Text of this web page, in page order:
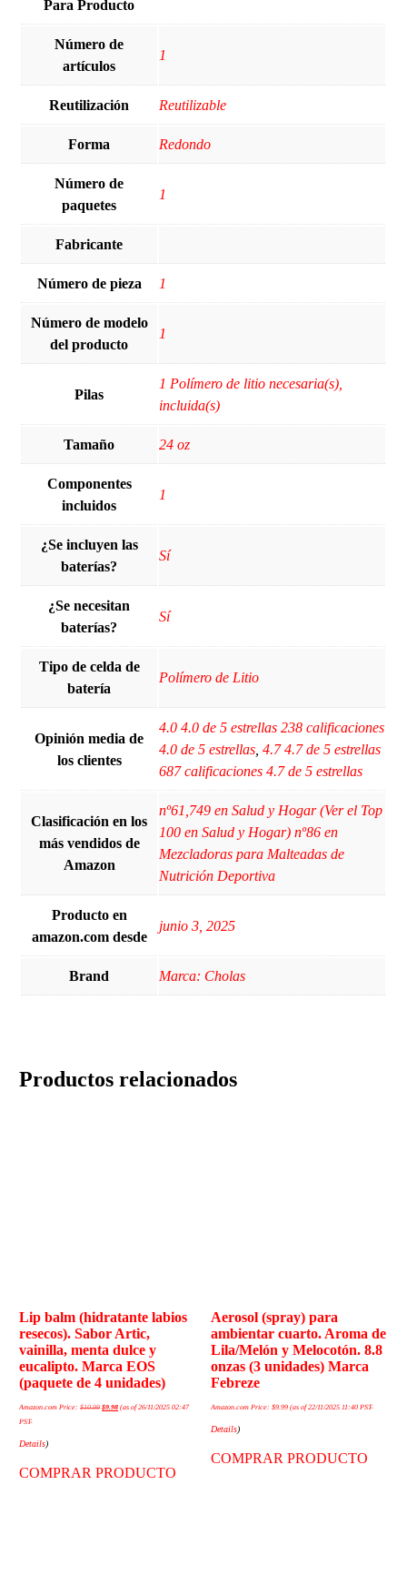
Para Producto
Número de
artículos
‎1
Reutilización ‎Reutilizable
Forma ‎Redondo
Número de
paquetes
‎1
Fabricante
Número de pieza ‎1
Número de modelo
del producto
‎1
Pilas
‎1 Polímero de litio necesaria(s),
incluida(s)
Tamaño ‎24 oz
Componentes
incluidos
‎1
¿Se incluyen las
baterías?
Sí
¿Se necesitan
baterías?
Sí
Tipo de celda de
batería
‎Polímero de Litio
Opinión media de
los clientes
4.0 4.0 de 5 estrellas 238 calificaciones
4.0 de 5 estrellas ,4.7 4.7 de 5 estrellas
687 calificaciones 4.7 de 5 estrellas
Clasificación en los
más vendidos de
Amazon
nº61,749 en Salud y Hogar (Ver el Top
100 en Salud y Hogar) nº86 en
Mezcladoras para Malteadas de
Nutrición Deportiva
Producto en
amazon.com desde
junio 3, 2025
Brand Marca: Cholas
Productos relacionados
Lip balm (hidratante labios
resecos). Sabor Artic,
vainilla, menta dulce y
eucalipto. Marca EOS
(paquete de 4 unidades)
Amazon.com Price:$10.99 $9.98 (as of 26/11/2025 02:47
PST-
Details)
COMPRAR PRODUCTO
Aerosol (spray) para
ambientar cuarto. Aroma de
Lila/Melón y Melocotón. 8.8
onzas (3 unidades) Marca
Febreze
Amazon.com Price:$9.99 (as of 22/11/2025 11:40 PST-
Details)
COMPRAR PRODUCTO